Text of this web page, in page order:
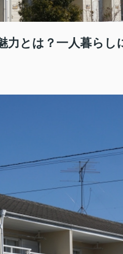
力とは？一人暮らし